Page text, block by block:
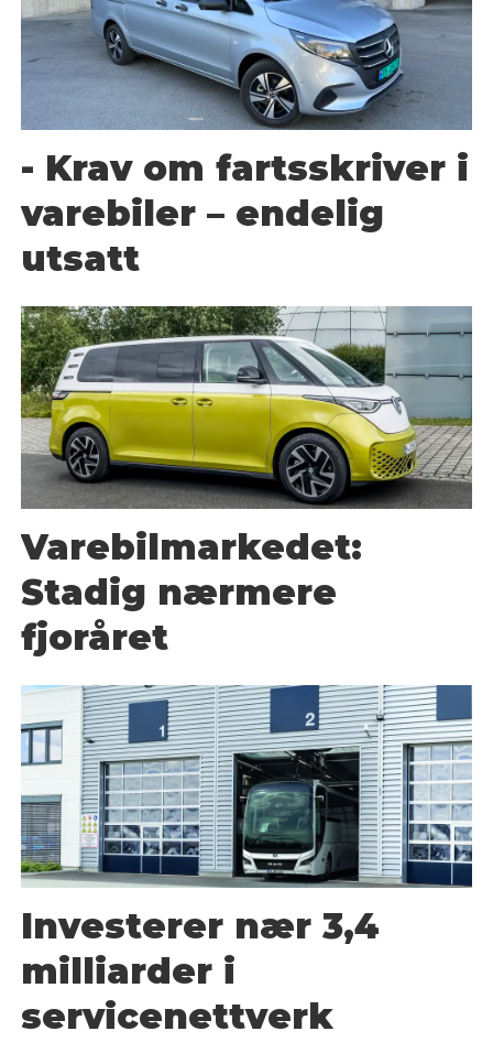
- Krav om fartsskriver i
varebiler – endelig
utsatt
Varebilmarkedet:
Stadig nærmere
fjoråret
Investerer nær 3,4
milliarder i
servicenettverk